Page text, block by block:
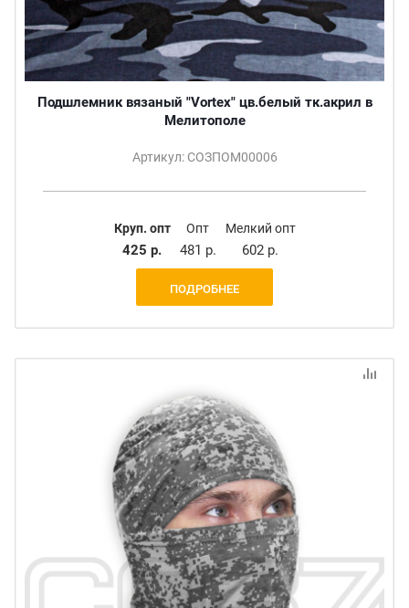
Подшлемник вязаный "Vortex" цв.белый тк.акрил в
Мелитополе
Артикул: СОЗПОМ00006
Круп. опт
425 р.
Опт
481 р.
Мелкий опт
602 р.
ПОДРОБНЕЕ